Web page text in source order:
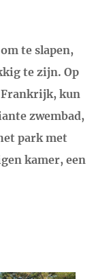
te slapen,
te zijn. Op
Frankrijk, kun
zwembad,
park met
kamer, een
het kan
de prachtige